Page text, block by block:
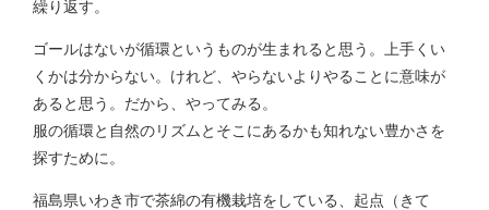
繰り返す。
ゴールはないが循環というものが生まれると思う。上手くい
くかは分からない。けれど、やらないよりやることに意味が
あると思う。だから、やってみる。
服の循環と自然のリズムとそこにあるかも知れない豊かさを
探すために。
福島県いわき市で茶綿の有機栽培をしている、起点（きて